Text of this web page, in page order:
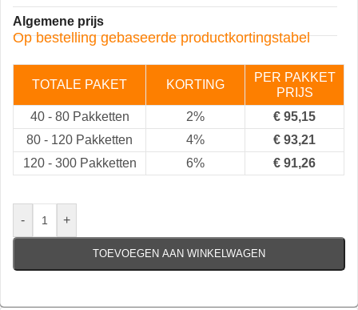
Algemene prijs
Op bestelling gebaseerde productkortingstabel
TOTALE PAKET KORTING
PER PAKKET
PRIJS
40 - 80 Pakketten 2% € 95,15
80 - 120 Pakketten 4% € 93,21
120 - 300 Pakketten 6% € 91,26
- +
TOEVOEGEN AAN WINKELWAGEN